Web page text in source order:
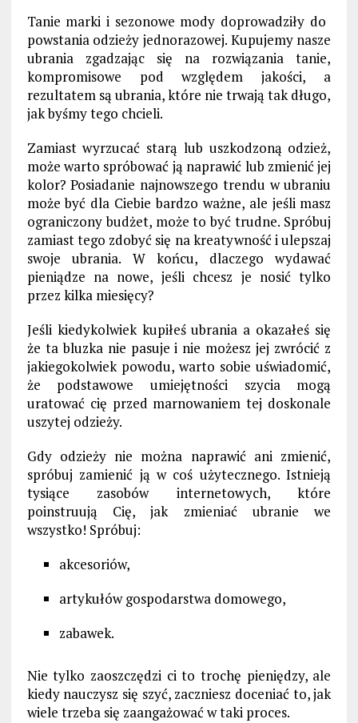
Tanie marki i sezonowe mody doprowadziły do ​​
powstania odzieży jednorazowej. Kupujemy nasze
ubrania zgadzając się na rozwiązania tanie,
kompromisowe pod względem jakości, a
rezultatem są ubrania, które nie trwają tak długo,
jak byśmy tego chcieli.
Zamiast wyrzucać starą lub uszkodzoną odzież,
może warto spróbować ją naprawić lub zmienić jej
kolor? Posiadanie najnowszego trendu w ubraniu
może być dla Ciebie bardzo ważne, ale jeśli masz
ograniczony budżet, może to być trudne. Spróbuj
zamiast tego zdobyć się na kreatywność i ulepszaj
swoje ubrania. W końcu, dlaczego wydawać
pieniądze na nowe, jeśli chcesz je nosić tylko
przez kilka miesięcy?
Jeśli kiedykolwiek kupiłeś ubrania a okazałeś się
że ta bluzka nie pasuje i nie możesz jej zwrócić z
jakiegokolwiek powodu, warto sobie uświadomić,
że podstawowe umiejętności szycia mogą
uratować cię przed marnowaniem tej doskonale
uszytej odzieży.
Gdy odzieży nie można naprawić ani zmienić,
spróbuj zamienić ją w coś użytecznego. Istnieją
tysiące zasobów internetowych, które
poinstruują Cię, jak zmieniać ubranie we
wszystko! Spróbuj:
akcesoriów,
artykułów gospodarstwa domowego,
zabawek.
Nie tylko zaoszczędzi ci to trochę pieniędzy, ale
kiedy nauczysz się szyć, zaczniesz doceniać to, jak
wiele trzeba się zaangażować w taki proces.